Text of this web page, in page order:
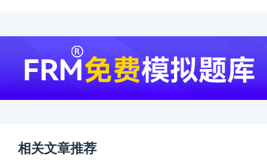
相关文章推荐